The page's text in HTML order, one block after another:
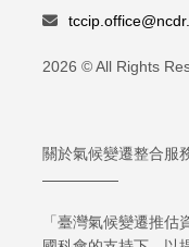
2026 © All Rights
關於氣候變遷整合服
「臺灣氣候變遷推